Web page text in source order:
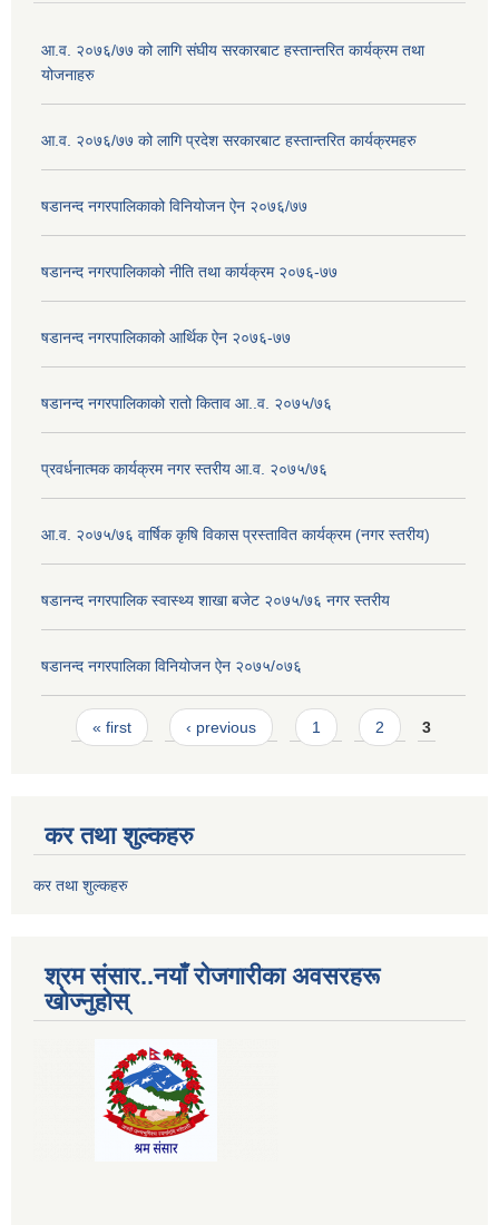
आ.व. २०७६/७७ को लागि संघीय सरकारबाट हस्तान्तरित कार्यक्रम तथा
योजनाहरु
आ.व. २०७६/७७ को लागि प्रदेश सरकारबाट हस्तान्तरित कार्यक्रमहरु
षडानन्द नगरपालिकाको विनियोजन ऐन २०७६/७७
षडानन्द नगरपालिकाको नीति तथा कार्यक्रम २०७६-७७
षडानन्द नगरपालिकाको आर्थिक ऐन २०७६-७७
षडानन्द नगरपालिकाको रातो किताव आ..व. २०७५/७६
प्रवर्धनात्मक कार्यक्रम नगर स्तरीय आ.व. २०७५/७६
आ.व. २०७५/७६ वार्षिक कृषि विकास प्रस्तावित कार्यक्रम (नगर स्तरीय)
षडानन्द नगरपालिक स्वास्थ्य शाखा बजेट २०७५/७६ नगर स्तरीय
षडानन्द नगरपालिका विनियोजन ‌‌ऐन २०७५/०७६
Pages
« first ‹ previous 1 2 3
कर तथा शुल्कहरु
कर तथा शुल्कहरु
श्रम संसार..नयाँ रोजगारीका अवसरहरू
खोज्नुहोस्